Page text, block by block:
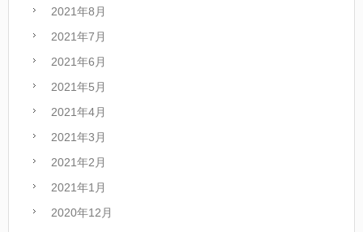
2021年8月
2021年7月
2021年6月
2021年5月
2021年4月
2021年3月
2021年2月
2021年1月
2020年12月